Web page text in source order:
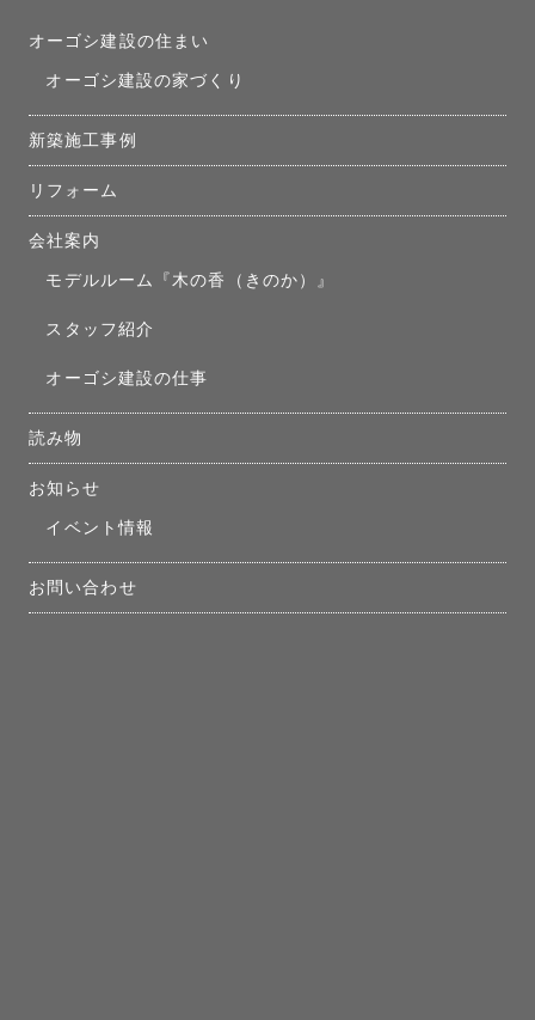
オーゴシ建設の住まい
オーゴシ建設の家づくり
新築施工事例
リフォーム
会社案内
モデルルーム『木の香（きのか）』
スタッフ紹介
オーゴシ建設の仕事
読み物
お知らせ
イベント情報
お問い合わせ